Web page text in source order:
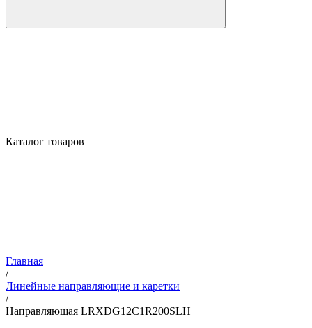
Каталог товаров
Главная
/
Линейные направляющие и каретки
/
Направляющая LRXDG12C1R200SLH